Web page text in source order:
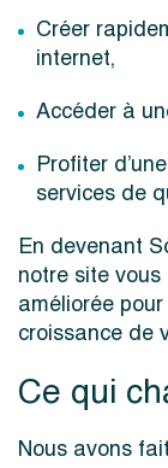
Créer
internet,
Accéder à
Profiter
services de
En devenant
notre site
améliorée
croissance de
Ce qui
Nous avons